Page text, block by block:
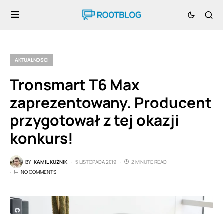
AKTUALNOŚCI
Tronsmart T6 Max
zaprezentowany. Producent
przygotował z tej okazji
konkurs!
BY KAMIL KUŹNIK 5 LISTOPADA 2019
2 MINUTE READ
NO COMMENTS